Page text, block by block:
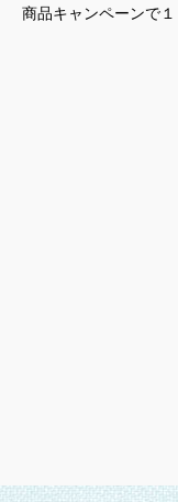
商品キャンペーンで１